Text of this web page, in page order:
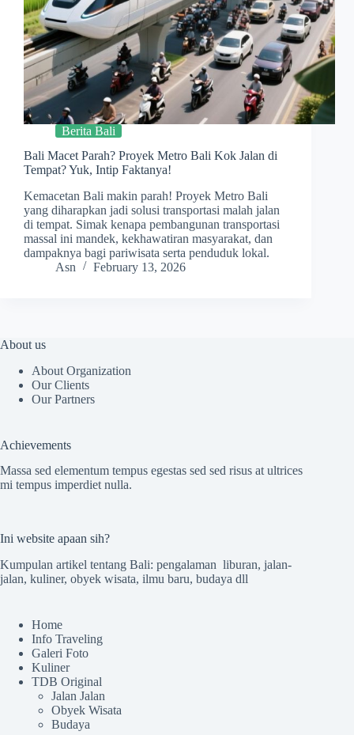
Berita Bali
Bali Macet Parah? Proyek Metro Bali Kok Jalan di
Tempat? Yuk, Intip Faktanya!
Kemacetan Bali makin parah! Proyek Metro Bali
yang diharapkan jadi solusi transportasi malah jalan
di tempat. Simak kenapa pembangunan transportasi
massal ini mandek, kekhawatiran masyarakat, dan
dampaknya bagi pariwisata serta penduduk lokal.
Asn
February 13, 2026
About us
About Organization
Our Clients
Our Partners
Achievements
Massa sed elementum tempus egestas sed sed risus at ultrices
mi tempus imperdiet nulla.
Ini website apaan sih?
Kumpulan artikel tentang Bali: pengalaman liburan, jalan-
jalan, kuliner, obyek wisata, ilmu baru, budaya dll
Home
Info Traveling
Galeri Foto
Kuliner
TDB Original
Jalan Jalan
Obyek Wisata
Budaya